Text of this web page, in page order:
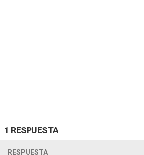
1 RESPUESTA
RESPUESTA